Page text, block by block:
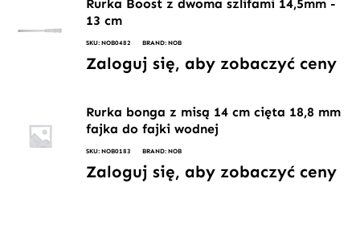
Rurka Boost z dwoma szlifami 14,5mm -
13 cm
SKU: NOB0482 BRAND: NOB
Zaloguj się, aby zobaczyć ceny
Rurka bonga z misą 14 cm cięta 18,8 mm
fajka do fajki wodnej
SKU: NOB0183 BRAND: NOB
Zaloguj się, aby zobaczyć ceny